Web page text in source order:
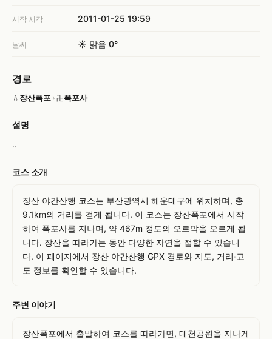
시작 시각 2011-01-25 19:59
날씨 ☀️ 맑음 0°
경로
💧 장산폭포 › 卍폭포사
설명
..
코스 소개
장산 야간산행 코스는 부산광역시 해운대구에 위치하며, 총
9.1km의 거리를 걷게 됩니다. 이 코스는 장산폭포에서 시작
하여 폭포사를 지나며, 약 467m 정도의 오르막을 오르게 됩
니다. 장산을 따라가는 동안 다양한 자연을 접할 수 있습니
다. 이 페이지에서 장산 야간산행 GPX 경로와 지도, 거리·고
도 정보를 확인할 수 있습니다.
주변 이야기
장산폭포에서 출발하여 코스를 따라가면, 대천공원을 지나게